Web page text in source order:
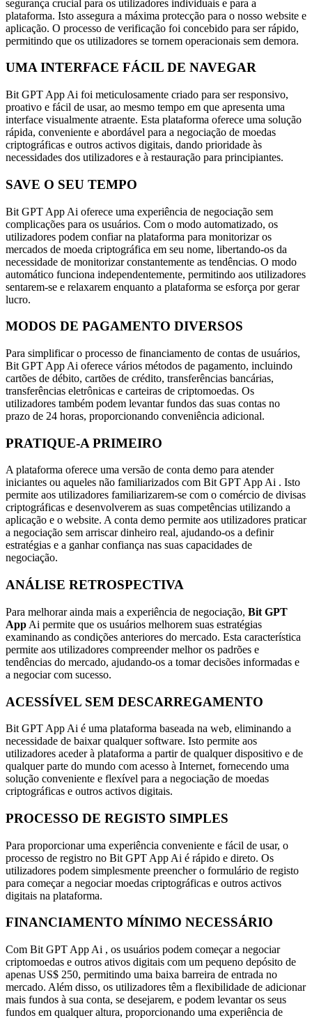
segurança crucial para os utilizadores individuais e para a
plataforma. Isto assegura a máxima protecção para o nosso website e
aplicação. O processo de verificação foi concebido para ser rápido,
permitindo que os utilizadores se tornem operacionais sem demora.
UMA INTERFACE FÁCIL DE NAVEGAR
Bit GPT App Ai foi meticulosamente criado para ser responsivo,
proativo e fácil de usar, ao mesmo tempo em que apresenta uma
interface visualmente atraente. Esta plataforma oferece uma solução
rápida, conveniente e abordável para a negociação de moedas
criptográficas e outros activos digitais, dando prioridade às
necessidades dos utilizadores e à restauração para principiantes.
SAVE O SEU TEMPO
Bit GPT App Ai oferece uma experiência de negociação sem
complicações para os usuários. Com o modo automatizado, os
utilizadores podem confiar na plataforma para monitorizar os
mercados de moeda criptográfica em seu nome, libertando-os da
necessidade de monitorizar constantemente as tendências. O modo
automático funciona independentemente, permitindo aos utilizadores
sentarem-se e relaxarem enquanto a plataforma se esforça por gerar
lucro.
MODOS DE PAGAMENTO DIVERSOS
Para simplificar o processo de financiamento de contas de usuários,
Bit GPT App Ai oferece vários métodos de pagamento, incluindo
cartões de débito, cartões de crédito, transferências bancárias,
transferências eletrônicas e carteiras de criptomoedas. Os
utilizadores também podem levantar fundos das suas contas no
prazo de 24 horas, proporcionando conveniência adicional.
PRATIQUE-A PRIMEIRO
A plataforma oferece uma versão de conta demo para atender
iniciantes ou aqueles não familiarizados com Bit GPT App Ai . Isto
permite aos utilizadores familiarizarem-se com o comércio de divisas
criptográficas e desenvolverem as suas competências utilizando a
aplicação e o website. A conta demo permite aos utilizadores praticar
a negociação sem arriscar dinheiro real, ajudando-os a definir
estratégias e a ganhar confiança nas suas capacidades de
negociação.
ANÁLISE RETROSPECTIVA
Para melhorar ainda mais a experiência de negociação, Bit GPT
App Ai permite que os usuários melhorem suas estratégias
examinando as condições anteriores do mercado. Esta característica
permite aos utilizadores compreender melhor os padrões e
tendências do mercado, ajudando-os a tomar decisões informadas e
a negociar com sucesso.
ACESSÍVEL SEM DESCARREGAMENTO
Bit GPT App Ai é uma plataforma baseada na web, eliminando a
necessidade de baixar qualquer software. Isto permite aos
utilizadores aceder à plataforma a partir de qualquer dispositivo e de
qualquer parte do mundo com acesso à Internet, fornecendo uma
solução conveniente e flexível para a negociação de moedas
criptográficas e outros activos digitais.
PROCESSO DE REGISTO SIMPLES
Para proporcionar uma experiência conveniente e fácil de usar, o
processo de registro no Bit GPT App Ai é rápido e direto. Os
utilizadores podem simplesmente preencher o formulário de registo
para começar a negociar moedas criptográficas e outros activos
digitais na plataforma.
FINANCIAMENTO MÍNIMO NECESSÁRIO
Com Bit GPT App Ai , os usuários podem começar a negociar
criptomoedas e outros ativos digitais com um pequeno depósito de
apenas US$ 250, permitindo uma baixa barreira de entrada no
mercado. Além disso, os utilizadores têm a flexibilidade de adicionar
mais fundos à sua conta, se desejarem, e podem levantar os seus
fundos em qualquer altura, proporcionando uma experiência de